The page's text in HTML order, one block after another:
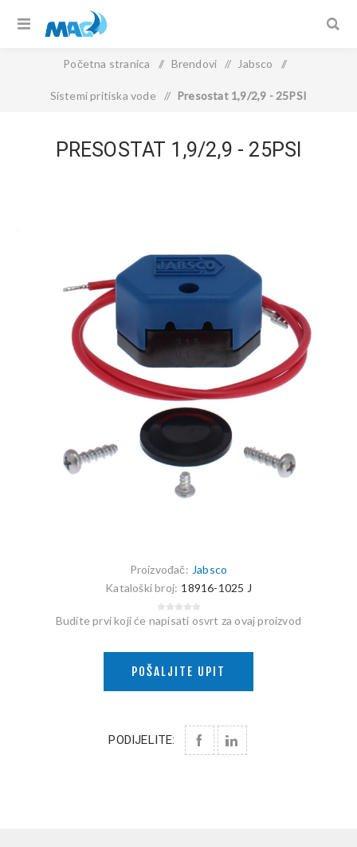
Početna stranica / Brendovi / Jabsco /
Sistemi pritiska vode / Presostat 1,9/2,9 - 25PSI
PRESOSTAT 1,9/2,9 - 25PSI
Proizvođač: Jabsco
Kataloški broj: 18916-1025 J
Budite prvi koji će napisati osvrt za ovaj proizvod
POŠALJITE UPIT
PODIJELITE: